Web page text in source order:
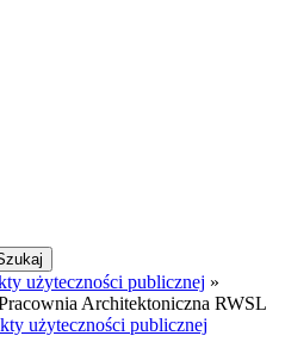
użyteczności publicznej »
Architektoniczna RWSL
użyteczności publicznej